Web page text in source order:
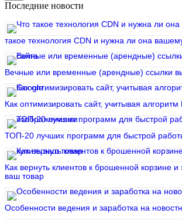
Email
Последние новости
такое технология CDN и нужна ли она
Вечные или временные (арендные) ссылки
Как оптимизировать сайт, учитывая
ТОП-20 лучших программ для быстрой
Как вернуть клиентов к брошенной корзине и
ваш товар
Особенности ведения и заработка на